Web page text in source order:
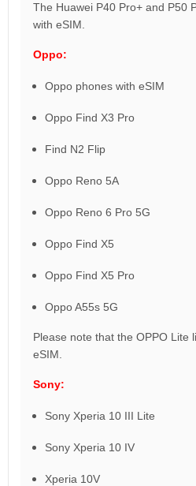
The Huawei P40 Pro+ and P50
with eSIM.
Oppo:
Oppo phones with eSIM
Oppo Find X3 Pro
Find N2 Flip
Oppo Reno 5A
Oppo Reno 6 Pro 5G
Oppo Find X5
Oppo Find X5 Pro
Oppo A55s 5G
Please note that the OPPO Lite
eSIM.
Sony:
Sony Xperia 10 III Lite
Sony Xperia 10 IV
Xperia 10V